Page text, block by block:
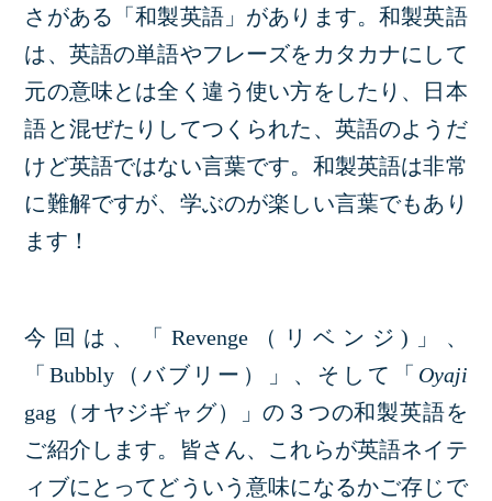
さがある「和製英語」があります。和製英語
は、英語の単語やフレーズをカタカナにして
元の意味とは全く違う使い方をしたり、日本
語と混ぜたりしてつくられた、英語のようだ
けど英語ではない言葉です。和製英語は非常
に難解ですが、学ぶのが楽しい言葉でもあり
ます！
今回は、「Revenge（リベンジ)」、
「Bubbly（バブリー）」、そして「 Oyaji
gag（オヤジギャグ）」の３つの和製英語を
ご紹介します。皆さん、これらが英語ネイテ
ィブにとってどういう意味になるかご存じで